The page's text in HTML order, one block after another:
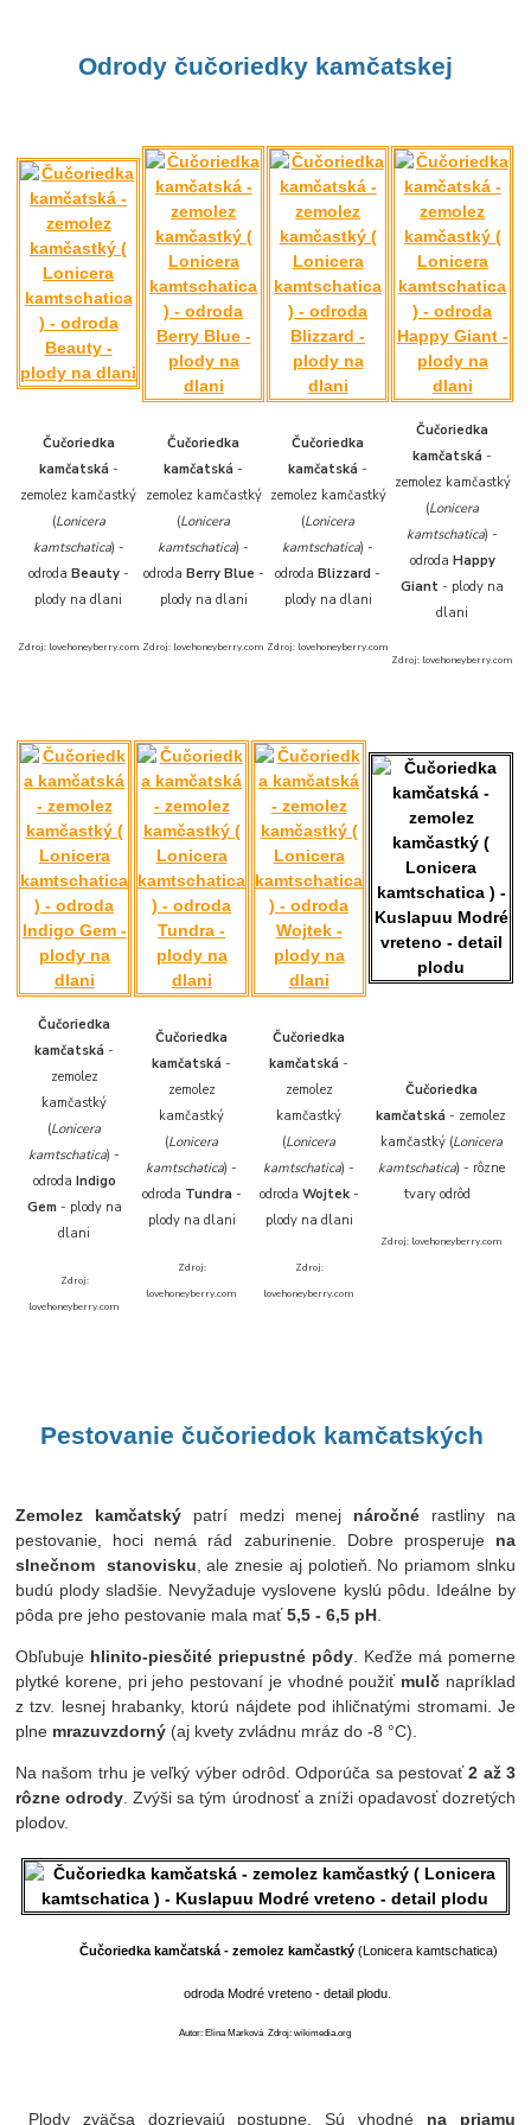
Odrody čučoriedky kamčatskej
Čučoriedka
kamčatská -
zemolez kamčastký
(Lonicera
kamtschatica) -
odroda Beauty -
plody na dlani
Zdroj: lovehoneyberry.com
Čučoriedka
kamčatská -
zemolez kamčastký
(Lonicera
kamtschatica) -
odroda Berry Blue -
plody na dlani
Zdroj: lovehoneyberry.com
Čučoriedka
kamčatská -
zemolez kamčastký
(Lonicera
kamtschatica) -
odrodaBlizzard-
plody na dlani
Zdroj: lovehoneyberry.com
Čučoriedka
kamčatská -
zemolez kamčastký
(Lonicera
kamtschatica) -
odroda Happy
Giant - plody na
dlani
Zdroj: lovehoneyberry.com
Čučoriedka
kamčatská -
zemolez
kamčastký
(Lonicera
kamtschatica) -
odroda Indigo
Gem - plody na
dlani
Zdroj:
lovehoneyberry.com
Čučoriedka
kamčatská -
zemolez
kamčastký
(Lonicera
kamtschatica) -
odroda Tundra -
plody na dlani
Zdroj:
lovehoneyberry.com
Čučoriedka
kamčatská -
zemolez
kamčastký
(Lonicera
kamtschatica) -
odroda Wojtek -
plody na dlani
Zdroj:
lovehoneyberry.com
Čučoriedka
kamčatská - zemolez
kamčastký (Lonicera
kamtschatica) - rôzne
tvary odrôd
Zdroj: lovehoneyberry.com
Pestovanie čučoriedok kamčatských
Zemolez kamčatskýpatrí medzi menej náročné rastliny na
pestovanie, hoci nemá rád zaburinenie. Dobre prosperuje na
slnečnom stanovisku , ale znesie aj polotieň. No priamom slnku
budú plody sladšie. Nevyžaduje vyslovene kyslú pôdu. Ideálne by
pôda pre jeho pestovanie mala mať5,5 - 6,5 pH
Obľubuje hlinito-piesčité priepustné pôdy. Keďže má pomerne
plytké korene, pri jeho pestovaní je vhodné použiť mulč napríklad
z tzv. lesnej hrabanky, ktorú nájdete pod ihličnatými stromami. Je
plne mrazuvzdorný (aj kvety zvládnu mráz do -8 °C).
Na našom trhu je veľký výber odrôd. Odporúča sa pestovať2 až 3
rôzne odrody . Zvýši sa tým úrodnosť a zníži opadavosť dozretých
plodov.
Čučoriedka kamčatská -zemolez kamčastký(Lonicera kamtschatica)
odroda Modré vreteno - detail plodu.
Autor: Elina MarkováZdroj: wikimedia.org
Plody zväčsa dozrievajú postupne. Sú vhodné na priamu